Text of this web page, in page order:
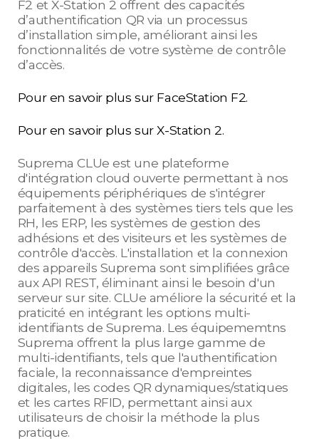
F2 et X-Station 2 offrent des capacités
d’authentification QR via un processus
d’installation simple, améliorant ainsi les
fonctionnalités de votre système de contrôle
d’accès.
Pour en savoir plus sur FaceStation F2.
Pour en savoir plus sur X-Station 2.
Suprema CLUe est une plateforme
d'intégration cloud ouverte permettant à nos
équipements périphériques de s'intégrer
parfaitement à des systèmes tiers tels que les
RH, les ERP, les systèmes de gestion des
adhésions et des visiteurs et les systèmes de
contrôle d'accès. L'installation et la connexion
des appareils Suprema sont simplifiées grâce
aux API REST, éliminant ainsi le besoin d'un
serveur sur site. CLUe améliore la sécurité et la
praticité en intégrant les options multi-
identifiants de Suprema. Les équipememtns
Suprema offrent la plus large gamme de
multi-identifiants, tels que l'authentification
faciale, la reconnaissance d'empreintes
digitales, les codes QR dynamiques/statiques
et les cartes RFID, permettant ainsi aux
utilisateurs de choisir la méthode la plus
pratique.